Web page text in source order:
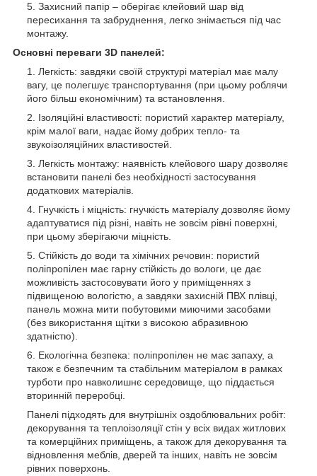
Захисний папір – оберігає клейовий шар від
пересихання та забруднення, легко знімається під час
монтажу.
Основні переваги 3D панелей:
Легкість: завдяки своїй структурі матеріал має малу
вагу, це полегшує транспортування (при цьому роблячи
його більш економічним) та встановлення.
Ізоляційні властивості: пористий характер матеріалу,
крім малої ваги, надає йому добрих тепло- та
звукоізоляційних властивостей.
Легкість монтажу: наявність клейового шару дозволяє
встановити панелі без необхідності застосування
додаткових матеріалів.
Гнучкість і міцність: гнучкість матеріалу дозволяє йому
адаптуватися під різні, навіть не зовсім рівні поверхні,
при цьому зберігаючи міцність.
Стійкість до води та хімічних речовин: пористий
поліпропілен має гарну стійкість до вологи, це дає
можливість застосовувати його у приміщеннях з
підвищеною вологістю, а завдяки захисній ПВХ плівці,
панель можна мити побутовими миючими засобами
(без використання щітки з високою абразивною
здатністю).
Екологічна безпека: поліпропілен не має запаху, а
також є безпечним та стабільним матеріалом в рамках
турботи про навколишнє середовище, що піддається
вторинній переробці.
Панелі підходять для внутрішніх оздоблювальних робіт:
декорування та теплоізоляції стін у всіх видах житлових
та комерційних приміщень, а також для декорування та
відновлення меблів, дверей та інших, навіть не зовсім
рівних поверхонь.